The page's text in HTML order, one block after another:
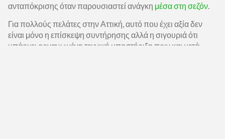
ανταπόκρισης όταν παρουσιαστεί ανάγκη μέσα στη σεζόν
Για πολλούς πελάτες στην Αττική, αυτό που έχει αξία δεν
είναι μόνο η επίσκεψη συντήρησης αλλά η σιγουριά ότι
υπάρχει οργανωμένη τεχνική υποστήριξη πριν και μετά.